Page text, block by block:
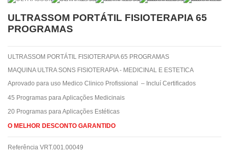
ULTRASSOM PORTÁTIL FISIOTERAPIA 65
PROGRAMAS
ULTRASSOM PORTÁTIL FISIOTERAPIA 65 PROGRAMAS
MAQUINA ULTRA SONS FISIOTERAPIA - MEDICINAL E ESTETICA
Aprovado para uso Medico Clinico Profissional – Incluí Certificados
45 Programas para Aplicações Medicinais
20 Programas para Aplicações Estéticas
O MELHOR DESCONTO GARANTIDO
Referência VRT.001.00049